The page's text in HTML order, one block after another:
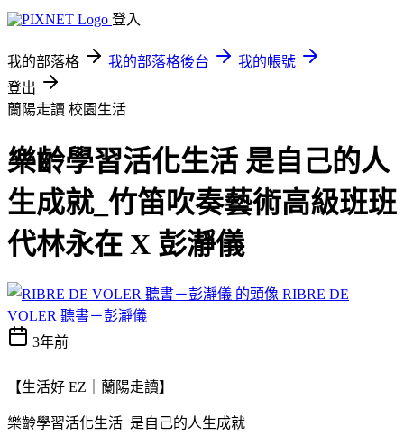
登入
我的部落格 我的部落格後台
我的帳號
登出
蘭陽走讀 校園生活
樂齡學習活化生活 是自己的人
生成就_竹笛吹奏藝術高級班班
代林永在 X 彭瀞儀
RIBRE DE
VOLER 聽書－彭瀞儀
3年前
【生活好 EZ｜蘭陽走讀】
樂齡學習活化生活 是自己的人生成就